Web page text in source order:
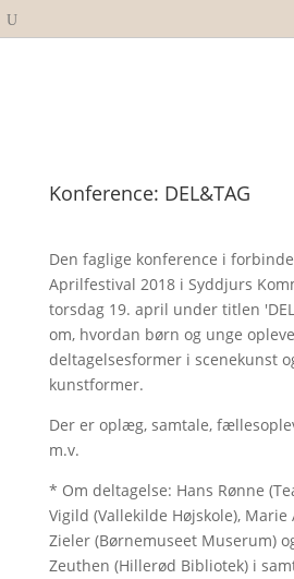
Konference: DEL&TAG
Den faglige konference i
Aprilfestival 2018 i Syddjurs
torsdag 19. april under titlen
om, hvordan børn og unge
deltagelsesformer i scenekunst
kunstformer.
Der er oplæg, samtale,
m.v.
* Om deltagelse: Hans Rønne
Vigild (Vallekilde Højskole), Marie
Zieler (Børnemuseet Muserum)
Zeuthen (Hillerød Bibliotek) i